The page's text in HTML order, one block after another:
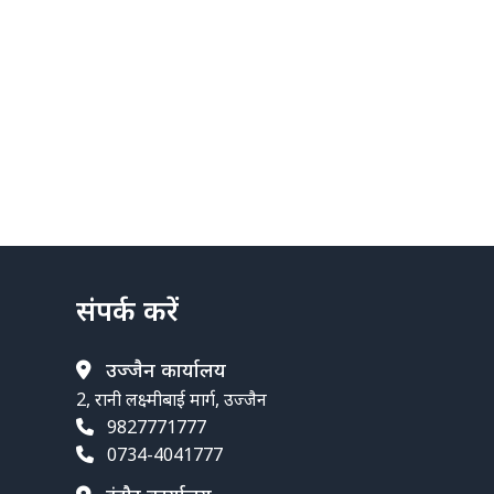
संपर्क करें
उज्जैन कार्यालय
2, रानी लक्ष्मीबाई मार्ग, उज्जैन
9827771777
0734-4041777